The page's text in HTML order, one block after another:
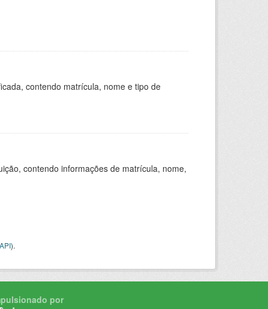
contendo matrícula, nome e tipo de
contendo informações de matrícula, nome,
).
por